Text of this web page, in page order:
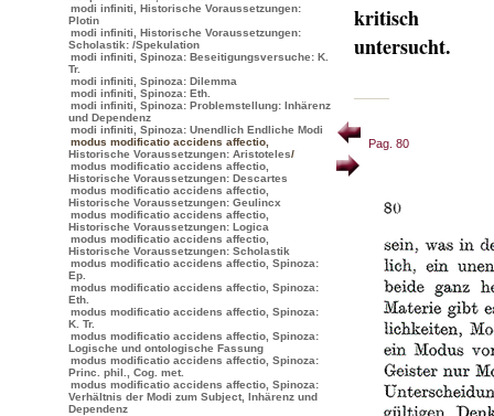
modi infiniti, Historische Voraussetzungen:
Plotin
modi infiniti, Historische Voraussetzungen:
Scholastik: /Spekulation
modi infiniti, Spinoza: Beseitigungsversuche: K.
Tr.
modi infiniti, Spinoza: Dilemma
modi infiniti, Spinoza: Eth.
modi infiniti, Spinoza: Problemstellung: Inhärenz
und Dependenz
modi infiniti, Spinoza: Unendlich Endliche Modi
modus modificatio accidens affectio
Historische Voraussetzungen: Aristoteles/
modus modificatio accidens affectio,
Historische Voraussetzungen: Descartes
modus modificatio accidens affectio,
Historische Voraussetzungen: Geulincx
modus modificatio accidens affectio,
Historische Voraussetzungen: Logica
modus modificatio accidens affectio,
Historische Voraussetzungen: Scholastik
modus modificatio accidens affectio, Spinoza:
Ep.
modus modificatio accidens affectio, Spinoza:
Eth.
modus modificatio accidens affectio, Spinoza:
K. Tr.
modus modificatio accidens affectio, Spinoza:
Logische und ontologische Fassung
modus modificatio accidens affectio, Spinoza:
Princ. phil., Cog. met.
modus modificatio accidens affectio, Spinoza:
Verhältnis der Modi zum Subject, Inhärenz und
Dependenz
kritisch
untersucht.
Pag. 80